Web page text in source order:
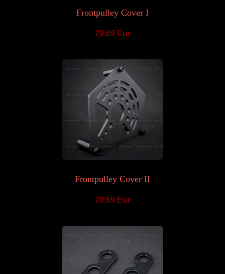
Frontpulley Cover I
79,69 Eur
Frontpulley Cover II
79,69 Eur